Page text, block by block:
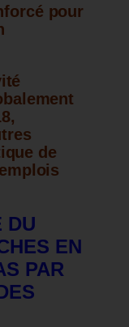
pour
de
DU
EN
PAR